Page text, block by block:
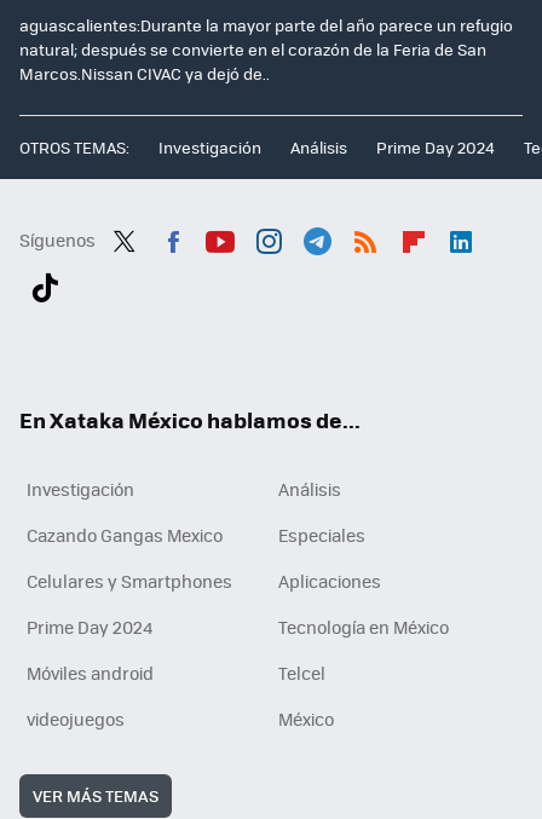
aguascalientes:Durante la mayor parte del año parece un refugio
natural; después se convierte en el corazón de la Feria de San
Marcos.Nissan CIVAC ya dejó de..
OTROS TEMAS: Investigación Análisis Prime Day 2024
Síguenos
En Xataka México hablamos de...
Investigación
Análisis
Cazando Gangas Mexico
Especiales
Celulares y Smartphones
Aplicaciones
Prime Day 2024
Tecnología en México
Móviles android
Telcel
videojuegos
México
VER MÁS TEMAS